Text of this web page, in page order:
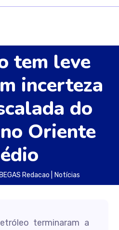
tem leve
incerteza
do
Oriente
Redacao Notícias
terminaram a